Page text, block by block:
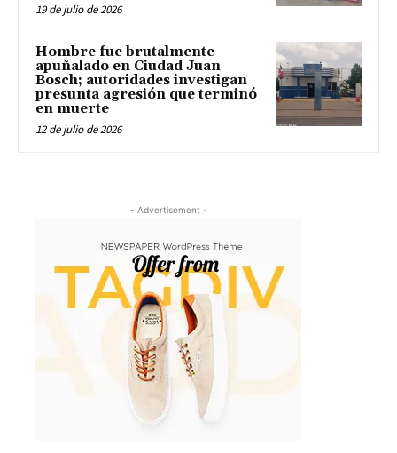
19 de julio de 2026
Hombre fue brutalmente
apuñalado en Ciudad Juan
Bosch; autoridades investigan
presunta agresión que terminó
en muerte
12 de julio de 2026
- Advertisement -